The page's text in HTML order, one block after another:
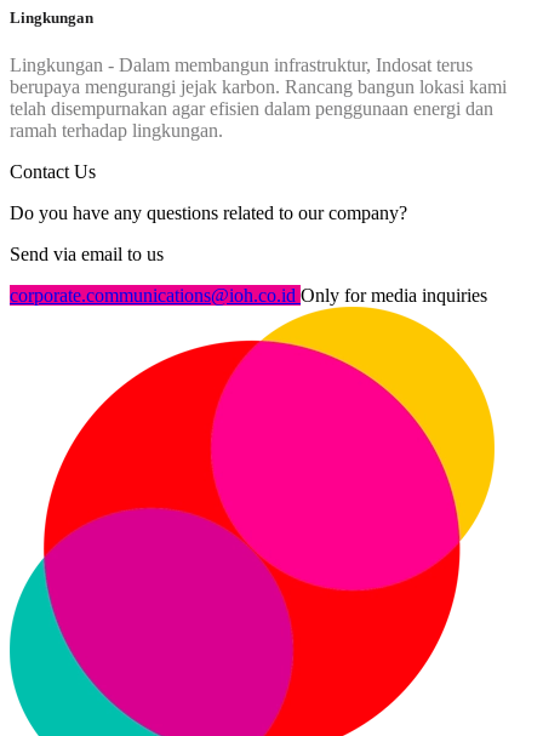
Lingkungan
Lingkungan - Dalam membangun infrastruktur, Indosat terus
berupaya mengurangi jejak karbon. Rancang bangun lokasi kami
telah disempurnakan agar efisien dalam penggunaan energi dan
ramah terhadap lingkungan.
Contact Us
Do you have any questions related to our company?
Send via email to us
corporate.communications@ioh.co.id Only for media inquiries